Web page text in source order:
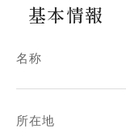
基本情報
名称
所在地